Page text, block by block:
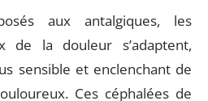
aux antalgiques, les
de la douleur s’adaptent,
sensible et enclenchant de
Ces céphalées de